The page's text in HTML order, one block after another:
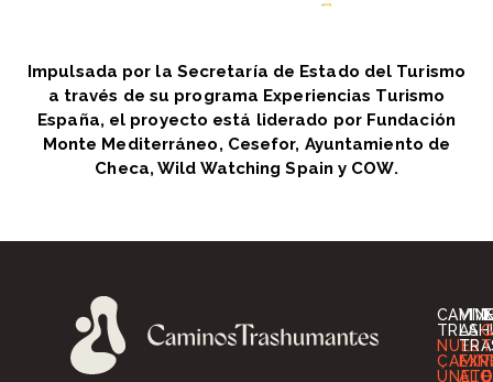
Impulsada por la Secretaría de Estado del Turismo
a través de su programa Experiencias Turismo
España, el proyecto está liderado por Fundación
Monte Mediterráneo, Cesefor, Ayuntamiento de
Checa, Wild Watching Spain y COW.
ÚNETE
VIVE
LA